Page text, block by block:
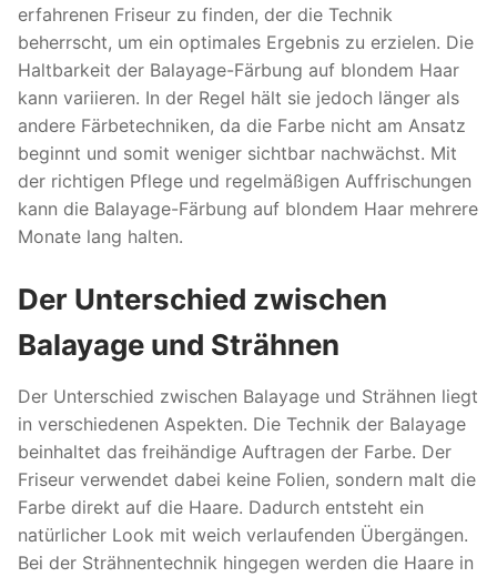
erfahrenen Friseur zu finden, der die Technik
beherrscht, um ein optimales Ergebnis zu erzielen. Die
Haltbarkeit der Balayage-Färbung auf blondem Haar
kann variieren. In der Regel hält sie jedoch länger als
andere Färbetechniken, da die Farbe nicht am Ansatz
beginnt und somit weniger sichtbar nachwächst. Mit
der richtigen Pflege und regelmäßigen Auffrischungen
kann die Balayage-Färbung auf blondem Haar mehrere
Monate lang halten.
Der Unterschied zwischen
Balayage und Strähnen
Der Unterschied zwischen Balayage und Strähnen liegt
in verschiedenen Aspekten. Die Technik der Balayage
beinhaltet das freihändige Auftragen der Farbe. Der
Friseur verwendet dabei keine Folien, sondern malt die
Farbe direkt auf die Haare. Dadurch entsteht ein
natürlicher Look mit weich verlaufenden Übergängen.
Bei der Strähnentechnik hingegen werden die Haare in